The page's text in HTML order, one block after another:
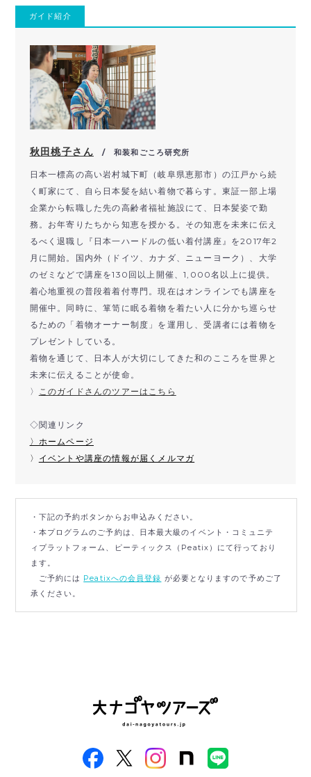
ガイド紹介
秋田桃子さん / 和装和ごころ研究所
日本一標高の高い岩村城下町（岐阜県恵那市） の江戸から続
く町家にて、自ら日本髪を結い着物で暮らす。東証一部上場
企業から転職した先の高齢者福祉施設にて、
日本髪姿で勤
務。お年寄りたちから知恵を授かる。 その知恵を未来に伝え
るべく退職し『 日本一ハードルの低い着付講座』を2017年2
月に開始。 国内外（ドイツ、カナダ、ニューヨーク）、 大学
のゼミなどで講座を130回以上開催、1,000名以上に提供。
着心地重視の普段着着付専門。現在はオンラインでも講座を
開催中。同時に、箪笥に眠る着物を着たい人に分かち巡らせ
るための「 着物オーナー制度」を運用し、受講者には着物を
プレゼントしている。
着物を通じて、
日本人が大切にしてきた和のこころを世界と
未来に伝えることが使 命。
〉
このガイドさんのツアーはこちら
◇関連リンク
〉ホームページ
〉 イベントや講座の情報が届くメルマガ
・下記の予約ボタンからお申込みください。
・本プログラムのご予約は、日本最大級のイベント・コミュニテ
ィプラットフォーム、ピーティックス（Peatix）にて行っており
ます。
ご予約には Peatixへの会員登録 が必要となりますので予めご了
承ください。